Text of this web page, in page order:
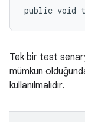
public void
Tek bir test
mümkün
kullanılmalıdır.